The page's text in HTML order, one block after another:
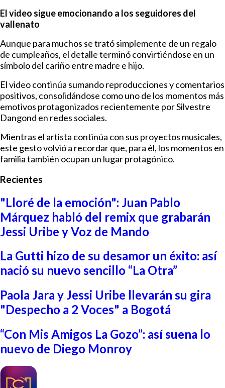
El video sigue emocionando a los seguidores del
vallenato
Aunque para muchos se trató simplemente de un regalo
de cumpleaños, el detalle terminó convirtiéndose en un
símbolo del cariño entre madre e hijo.
El video continúa sumando reproducciones y comentarios
positivos, consolidándose como uno de los momentos más
emotivos protagonizados recientemente por Silvestre
Dangond en redes sociales.
Mientras el artista continúa con sus proyectos musicales,
este gesto volvió a recordar que, para él, los momentos en
familia también ocupan un lugar protagónico.
Recientes
"Lloré de la emoción": Juan Pablo
Márquez habló del remix que grabarán
Jessi Uribe y Voz de Mando
La Gutti hizo de su desamor un éxito: así
nació su nuevo sencillo “La Otra”
Paola Jara y Jessi Uribe llevarán su gira
"Despecho a 2 Voces" a Bogotá
“Con Mis Amigos La Gozo”: así suena lo
nuevo de Diego Monroy